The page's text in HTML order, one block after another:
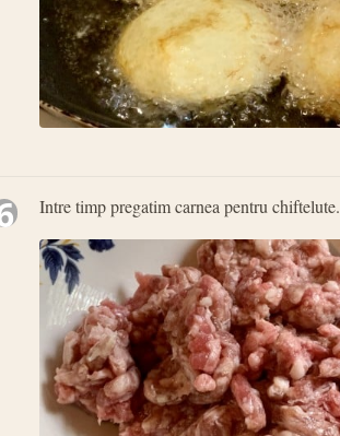
Intre timp pregatim carnea pentru chiftelute.